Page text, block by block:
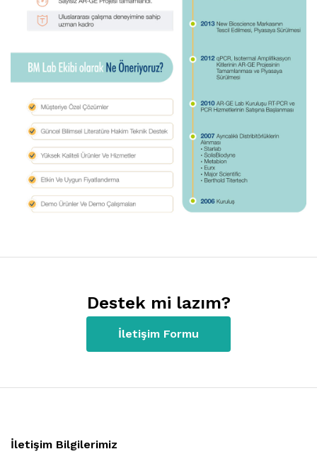
Destek mi lazım?
İletişim Formu
İletişim Bilgilerimiz